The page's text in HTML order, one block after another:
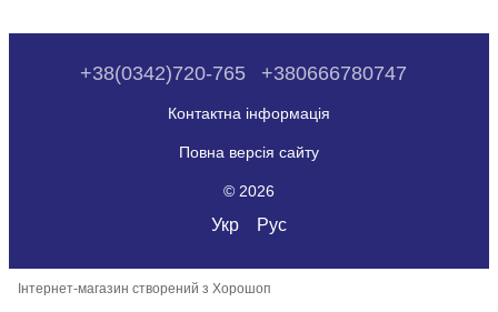
+38(0342)720-765 +380666780747
Контактна інформація
Повна версія сайту
© 2026
Укр Рус
Інтернет-магазин створений з Хорошоп